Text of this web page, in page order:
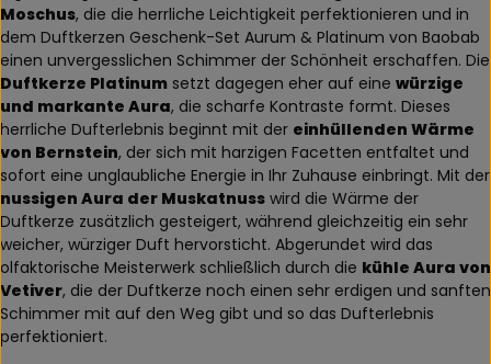
Moschus, die die herrliche Leichtigkeit perfektionieren und in
dem Duftkerzen Geschenk-Set Aurum & Platinum von Baobab
einen unvergesslichen Schimmer der Schönheit erschaffen. Die
Duftkerze Platinum setzt dagegen eher auf eine würzige
und markante Aura, die scharfe Kontraste formt. Dieses
herrliche Dufterlebnis beginnt mit der einhüllenden Wärme
von Bernstein, der sich mit harzigen Facetten entfaltet und
sofort eine unglaubliche Energie in Ihr Zuhause einbringt. Mit der
nussigen Aura der Muskatnuss wird die Wärme der
Duftkerze zusätzlich gesteigert, während gleichzeitig ein sehr
weicher, würziger Duft hervorsticht. Abgerundet wird das
olfaktorische Meisterwerk schließlich durch die kühle Aura von
Vetiver, die der Duftkerze noch einen sehr erdigen und sanften
Schimmer mit auf den Weg gibt und so das Dufterlebnis
perfektioniert.